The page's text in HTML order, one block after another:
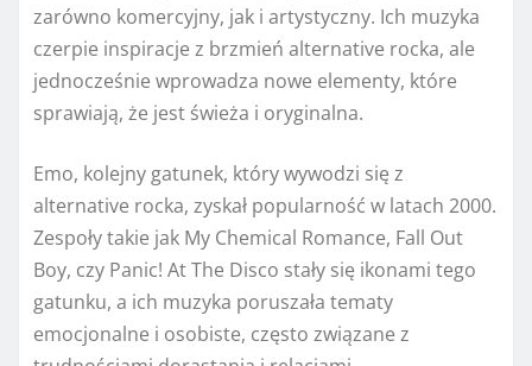
zarówno komercyjny, jak i artystyczny. Ich muzyka
czerpie inspiracje z brzmień alternative rocka, ale
jednocześnie wprowadza nowe elementy, które
sprawiają, że jest świeża i oryginalna.
Emo, kolejny gatunek, który wywodzi się z
alternative rocka, zyskał popularność w latach 2000.
Zespoły takie jak My Chemical Romance, Fall Out
Boy, czy Panic! At The Disco stały się ikonami tego
gatunku, a ich muzyka poruszała tematy
emocjonalne i osobiste, często związane z